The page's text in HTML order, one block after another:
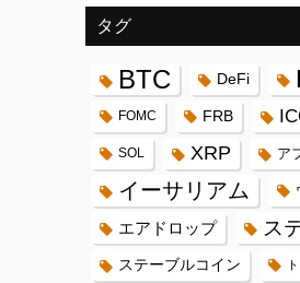
タグ
BTC DeFi
FOMC FRB
SOL XRP ア
イーサリアム
エアドロップ ス
ステーブルコイン